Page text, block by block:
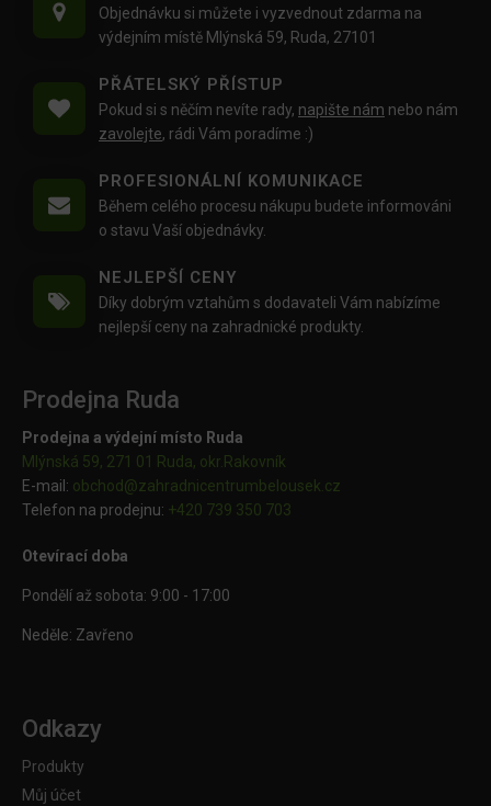
Objednávku si můžete i vyzvednout zdarma na
výdejním místě Mlýnská 59, Ruda, 27101
PŘÁTELSKÝ PŘÍSTUP
Pokud si s něčím nevíte rady, napište nám nebo nám
zavolejte, rádi Vám poradíme :)
PROFESIONÁLNÍ KOMUNIKACE
Během celého procesu nákupu budete informováni
o stavu Vaší objednávky.
NEJLEPŠÍ CENY
Díky dobrým vztahům s dodavateli Vám nabízíme
nejlepší ceny na zahradnické produkty.
Prodejna Ruda
Prodejna a výdejní místo Ruda
Mlýnská 59, 271 01 Ruda, okr.Rakovník
E-mail: obchod@zahradnicentrumbelousek.cz
Telefon na prodejnu: +420 739 350 703
Otevírací doba
Pondělí až sobota: 9:00 - 17:00
Neděle: Zavřeno
Odkazy
Produkty
Můj účet